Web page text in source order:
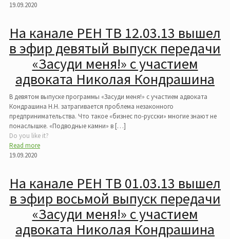
19.09.2020
На канале РЕН ТВ 12.03.13 вышел
в эфир девятый выпуск передачи
«Засуди меня!» с участием
адвоката Николая Кондрашина
В девятом выпуске программы «Засуди меня!» с участием адвоката
Кондрашина Н.Н. затрагивается проблема незаконного
предпринимательства. Что такое «бизнес по-русски» многие знают не
понаслышке. «Подводные камни» в […]
Do you like it?
Read more
19.09.2020
На канале РЕН ТВ 01.03.13 вышел
в эфир восьмой выпуск передачи
«Засуди меня!» с участием
адвоката Николая Кондрашина